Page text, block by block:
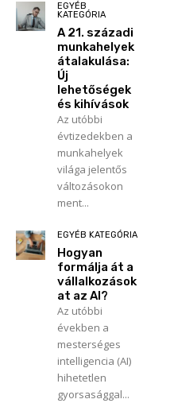
EGYÉB
KATEGÓRIA
A 21. századi
munkahelyek
átalakulása:
Új
lehetőségek
és kihívások
Az utóbbi
évtizedekben a
munkahelyek
világa jelentős
változásokon
ment...
EGYÉB KATEGÓRIA
Hogyan
formálja át a
vállalkozások
at az AI?
Az utóbbi
években a
mesterséges
intelligencia (AI)
hihetetlen
gyorsasággal...